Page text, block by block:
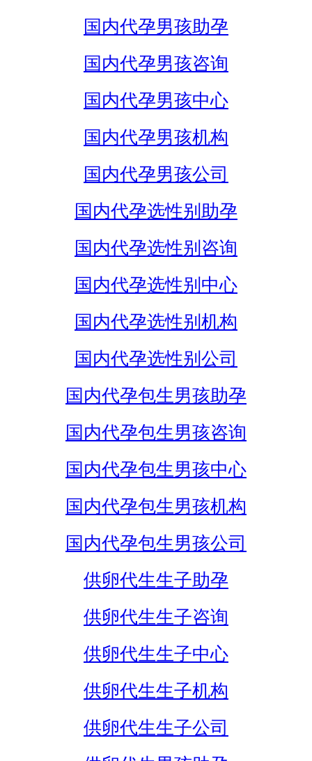
国内代孕男孩助孕
国内代孕男孩咨询
国内代孕男孩中心
国内代孕男孩机构
国内代孕男孩公司
国内代孕选性别助孕
国内代孕选性别咨询
国内代孕选性别中心
国内代孕选性别机构
国内代孕选性别公司
国内代孕包生男孩助孕
国内代孕包生男孩咨询
国内代孕包生男孩中心
国内代孕包生男孩机构
国内代孕包生男孩公司
供卵代生生子助孕
供卵代生生子咨询
供卵代生生子中心
供卵代生生子机构
供卵代生生子公司